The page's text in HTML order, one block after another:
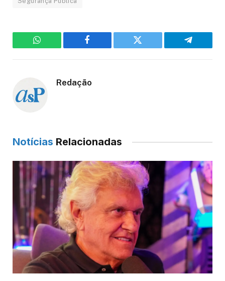
WhatsApp Facebook Twitter Telegram
Redação
Notícias Relacionadas